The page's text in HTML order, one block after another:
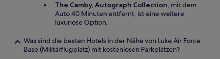
The Camby, Autograph Collection, mit dem
Auto 40 Minuten entfernt, ist eine weitere
luxuriöse Option.
Was sind die besten Hotels in der Nähe von Luke Air Force
Base (Militärflugplatz) mit kostenlosen Parkplätzen?